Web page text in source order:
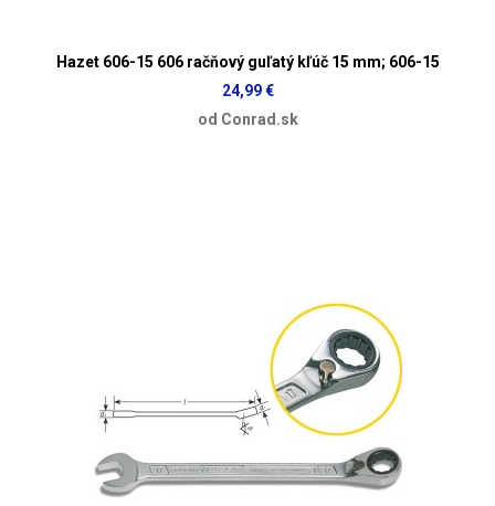
Hazet 606-15 606 račňový guľatý kľúč 15 mm; 606-15
24,99 €
od Conrad.sk